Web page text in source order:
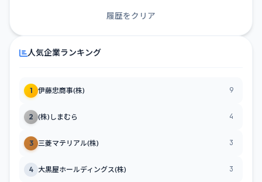
履歴をクリア
人気企業ランキング
1 伊藤忠商事(株) 9
2 (株)しまむら 4
3 三菱マテリアル(株) 3
4 大黒屋ホールディングス(株) 3